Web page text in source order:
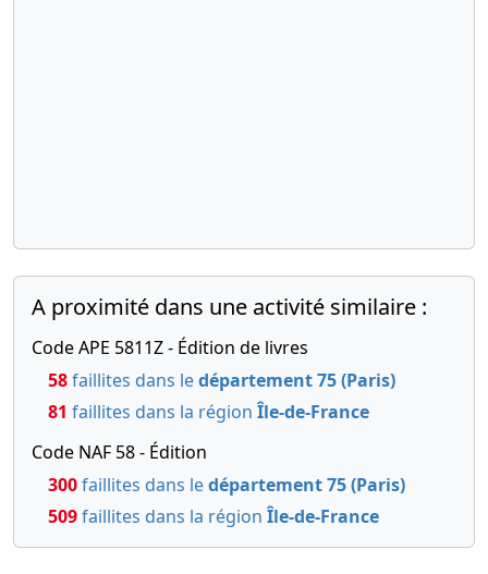
A proximité dans une activité similaire :
Code APE 5811Z - Édition de livres
58faillites dans ledépartement 75 (Paris)
81 faillites dans la région Île-de-France
Code NAF 58 - Édition
300faillites dans ledépartement 75 (Paris)
509faillites dans la région Île-de-France